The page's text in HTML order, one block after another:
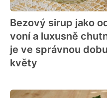
Bezový sirup jako
voní a luxusně
je ve správnou
květy